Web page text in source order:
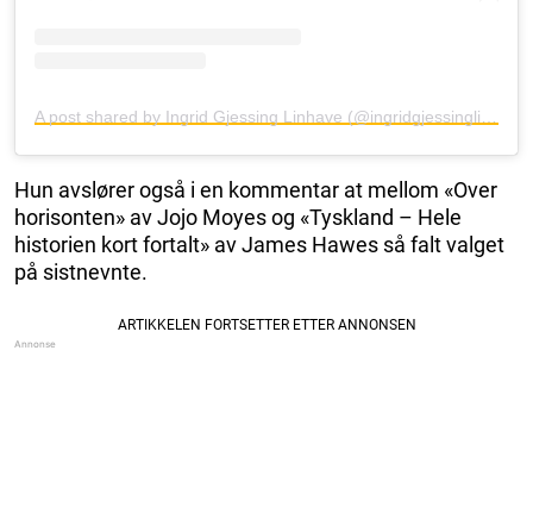
A post shared by Ingrid Gjessing Linhave (@ingridgjessinglinhave)
Hun avslører også i en kommentar at mellom «Over
horisonten» av Jojo Moyes og «Tyskland – Hele
historien kort fortalt» av James Hawes så falt valget
på sistnevnte.